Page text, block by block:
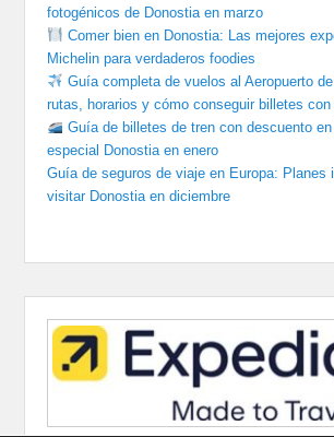
fotogénicos de Donostia en marzo
Comer bien en Donostia: Las mejores
Michelin para verdaderos foodies
Guía completa de vuelos al Aeropuerto
rutas, horarios y cómo conseguir billetes
Guía de billetes de tren con descuento
especial Donostia en enero
Guía de seguros de viaje en Europa: Planes
visitar Donostia en diciembre